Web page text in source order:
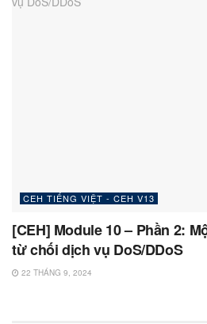
CEH TIẾNG VIỆT - CEH V13
[CEH] Module 10 – Phần 2:
từ chối dịch vụ DoS/DDoS
22 THÁNG 9, 2024